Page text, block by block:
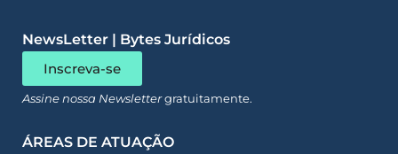
NewsLetter | Bytes Jurídicos
Inscreva-se
Assine nossa Newslettergratuitamente.
ÁREAS DE ATUAÇÃO